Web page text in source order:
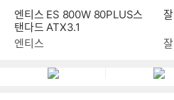
엔티스 ES 800W 80PLUS스
탠다드 ATX3.1
엔티스